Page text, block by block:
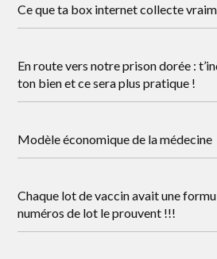
Ce que ta box internet collecte
En route vers notre prison dorée :
ton bien et ce sera plus pratique !
Modèle économique de la médecine
Chaque lot de vaccin avait une
numéros de lot le prouvent !!!